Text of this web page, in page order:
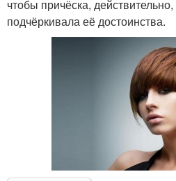
чтобы причёска,
подчёркивала её достоинства.